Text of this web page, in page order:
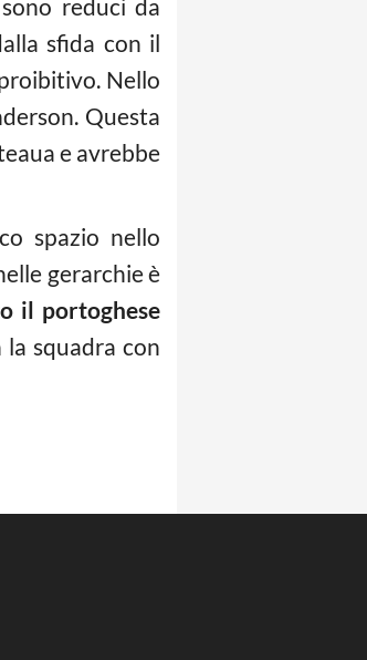
reduci da
sfida con il
Nello
Questa
e avrebbe
spazio nello
gerarchie è
il portoghese
squadra con